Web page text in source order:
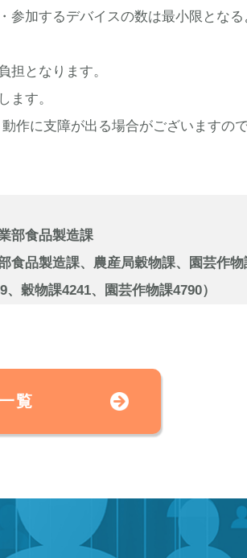
加するデバイスの数は最小限となる
となります。
ます。
作に支障が出る場合がございますの
部食品製造課
食品製造課、農産局穀物課、園芸作物
穀物課4241、園芸作物課4790）
覧